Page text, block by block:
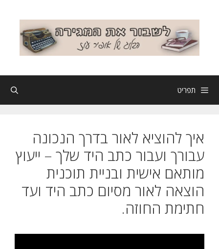
תפריט
איך להוציא לאור בדרך הנכונה
עבורך ועבור כתב היד שלך – ייעוץ
מותאם אישית ובניית תוכנית
הוצאה לאור מסיום כתב היד ועד
חתימת החוזה.